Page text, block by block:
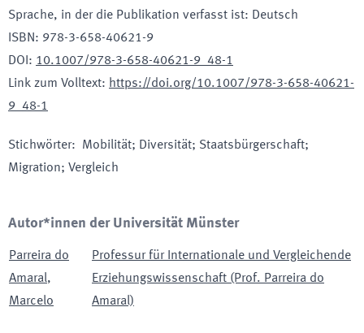
Sprache, in der die Publikation verfasst ist: Deutsch
ISBN: 978-3-658-40621-9
DOI : 10.1007/978-3-658-40621-9_48-1
Link zum Volltext: https://doi.org/10.1007/978-3-658-40621-
9_48-1
Stichwörter:
Mobilität; Diversität; Staatsbürgerschaft;
Migration; Vergleich
Autor*innen der Universität Münster
Parreira do
Amaral,
Marcelo
Professur für Internationale und Vergleichende
Erziehungswissenschaft (Prof. Parreira do
Amaral)